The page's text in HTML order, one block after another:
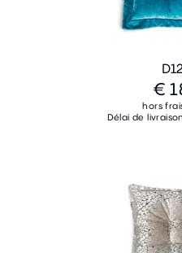
€
hors
Délai de